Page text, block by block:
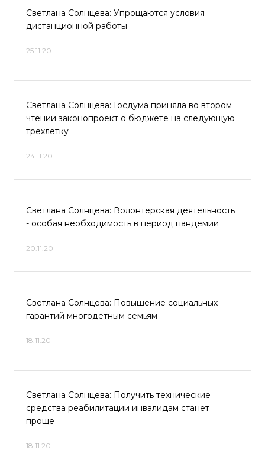
Светлана Солнцева: Упрощаются условия
дистанционной работы
25.11.20
Светлана Солнцева: Госдума приняла во втором
чтении законопроект о бюджете на следующую
трехлетку
24.11.20
Светлана Солнцева: Волонтерская деятельность
- особая необходимость в период пандемии
20.11.20
Светлана Солнцева: Повышение социальных
гарантий многодетным семьям
18.11.20
Светлана Солнцева: Получить технические
средства реабилитации инвалидам станет
проще
18.11.20